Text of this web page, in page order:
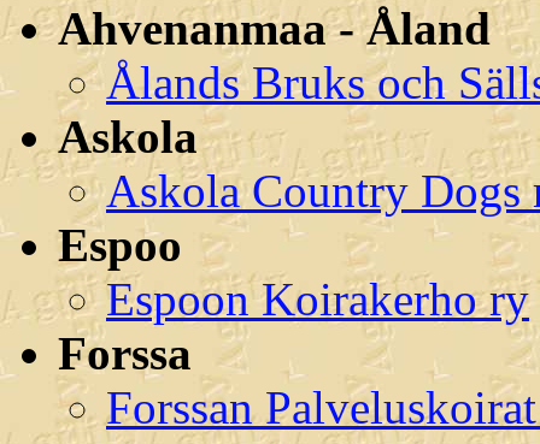
Ahvenanmaa - Åland
Ålands Bruks och
Askola
Askola Country Dogs
Espoo
Espoon Koirakerho ry
Forssa
Forssan